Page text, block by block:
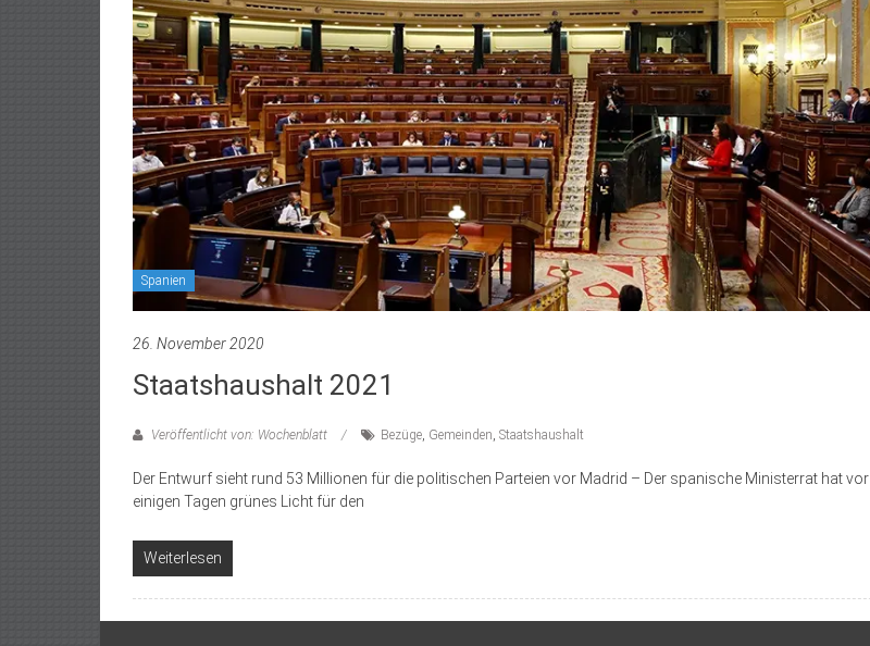
Spanien
26. November 2020
Staatshaushalt 2021
Veröffentlicht von: Wochenblatt Bezüge, Gemeinden, Staatshaushalt
Der Entwurf sieht rund 53 Millionen für die politischen Parteien vor Madrid – Der spanische Ministerrat hat vor
einigen Tagen grünes Licht für den
Weiterlesen